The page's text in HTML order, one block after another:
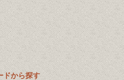
ドから探す